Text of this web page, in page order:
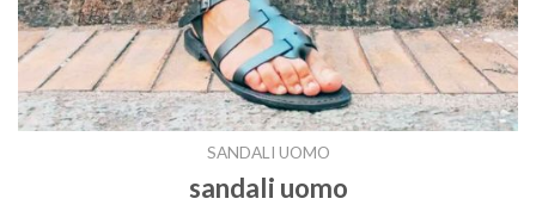
SANDALI UOMO
sandali uomo